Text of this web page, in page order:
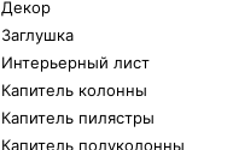
Декор
Заглушка
Интерьерный лист
Капитель колонны
Капитель пилястры
Капитель полуколонны